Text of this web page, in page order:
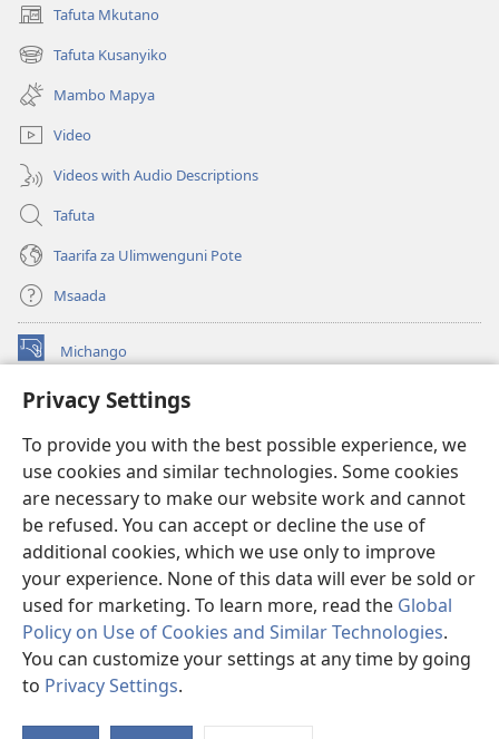
Privacy Settings
To provide you with the best possible experience, we
use cookies and similar technologies. Some cookies
are necessary to make our website work and cannot
be refused. You can accept or decline the use of
additional cookies, which we use only to improve
your experience. None of this data will ever be sold or
used for marketing. To learn more, read the Global
Policy on Use of Cookies and Similar Technologies.
You can customize your settings at any time by going
to Privacy Settings.
Tafuta Mkutano
(opens
new
window)
Tafuta Kusanyiko
(opens
new
window)
Mambo Mapya
Video
Videos with Audio Descriptions
Tafuta
Taarifa za Ulimwenguni Pote
Msaada
Michango
(opens
window)Watchtower MAKTABA KWENYE MTANDAO™
new
window)JW Hub ®
(opens
new
window)
®
Watchtower Library
Copyright© 2026 Watch Tower Bible and Tract Society of Pennsylvania.
MASHARTI YA MATUMIZI